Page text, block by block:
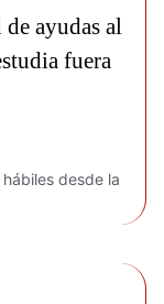
ayudas al
fuera
desde la